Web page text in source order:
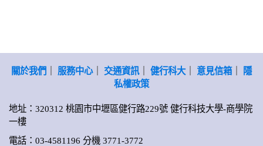
關於我們 服務中心｜ 交通資訊｜ 健行科大｜ 意見信箱｜
隱
私權政策
地址：320312 桃園市中壢區健行路229號 健行科技大學-商學院
一樓
電話：03-4581196 分機 3771-3772